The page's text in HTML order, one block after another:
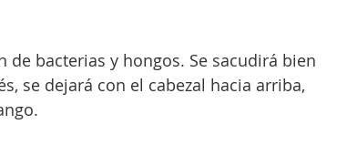
bacterias y hongos. Se sacudirá bien
se dejará con el cabezal hacia arriba,